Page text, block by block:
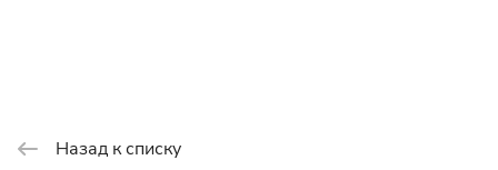
Назад к списку